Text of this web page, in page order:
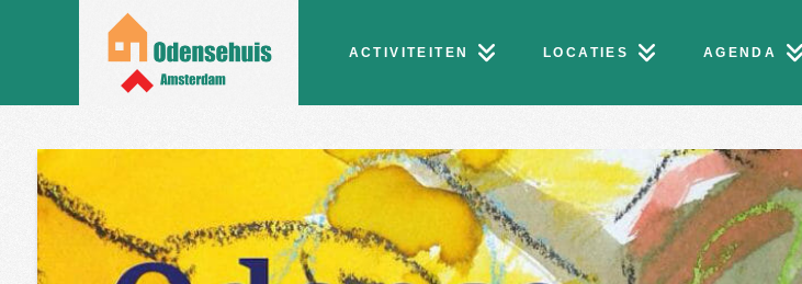
ACTIVITEITEN LOCATIES AGENDA